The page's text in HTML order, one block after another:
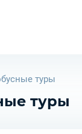
туры
туры